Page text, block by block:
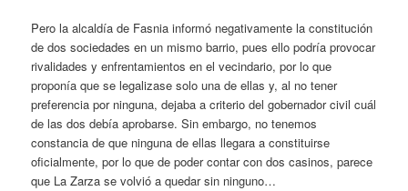
Pero la alcaldía de Fasnia informó negativamente la constitución
de dos sociedades en un mismo barrio, pues ello podría provocar
rivalidades y enfrentamientos en el vecindario, por lo que
proponía que se legalizase solo una de ellas y, al no tener
preferencia por ninguna, dejaba a criterio del gobernador civil cuál
de las dos debía aprobarse. Sin embargo, no tenemos
constancia de que ninguna de ellas llegara a constituirse
oficialmente, por lo que de poder contar con dos casinos, parece
que La Zarza se volvió a quedar sin ninguno…